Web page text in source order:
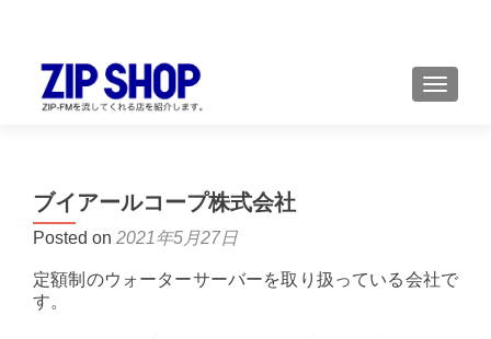
ブイアールコープ株式会社
Posted on 2021年5月27日
定額制のウォーターサーバーを取り扱っている会社で
す。